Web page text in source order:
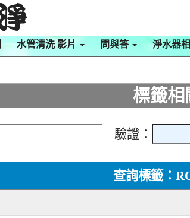
水管清洗 影片 問與答 淨水器
標籤相
驗證：
查詢標籤：